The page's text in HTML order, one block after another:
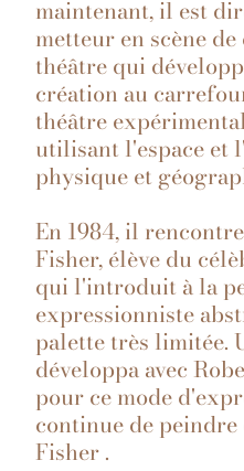
maintenant, il est
metteur en scène
théâtre qui
création au
théâtre
utilisant l'espace et
physique et
En 1984, il
Fisher, élève du
qui l'introduit à la
expressionniste
palette très limitée.
développa avec
pour ce mode
continue de peindre
Fisher .